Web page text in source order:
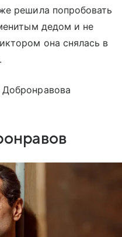
решила попробовать
дедом и не
она снялась в